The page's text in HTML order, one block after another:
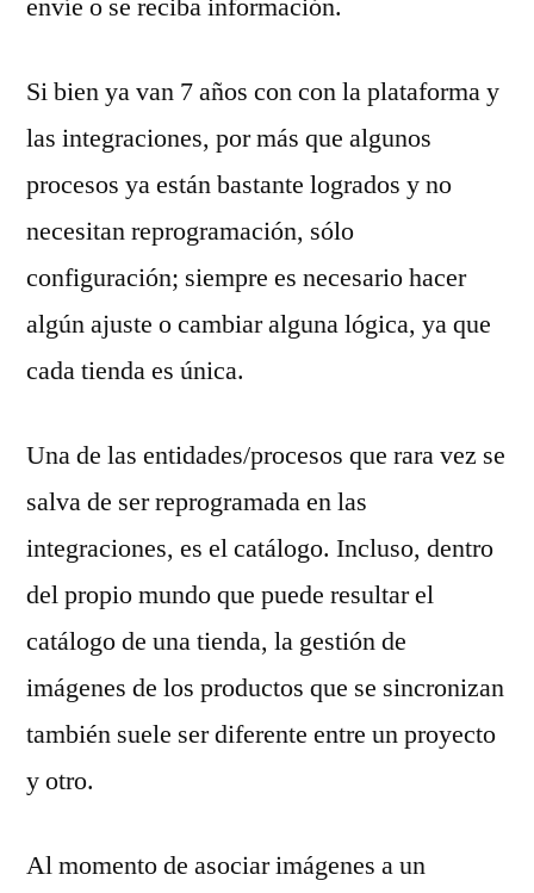
Si bien ya van 7 años con con la plataforma y
las integraciones, por más que algunos
procesos ya están bastante logrados y no
necesitan reprogramación, sólo
configuración; siempre es necesario hacer
algún ajuste o cambiar alguna lógica, ya que
cada tienda es única.
Una de las entidades/procesos que rara vez se
salva de ser reprogramada en las
integraciones, es el catálogo. Incluso, dentro
del propio mundo que puede resultar el
catálogo de una tienda, la gestión de
imágenes de los productos que se sincronizan
también suele ser diferente entre un proyecto
y otro.
Al momento de asociar imágenes a un